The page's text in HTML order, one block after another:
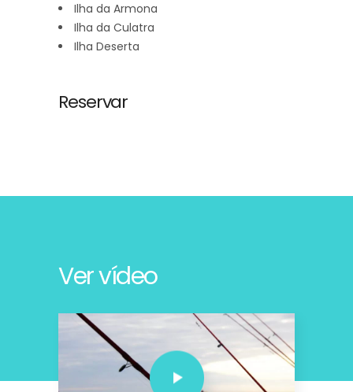
Ilha da Armona
Ilha da Culatra
Ilha Deserta
Reservar
Ver vídeo